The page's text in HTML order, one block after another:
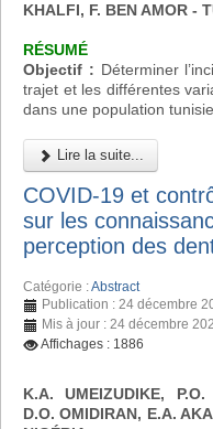
KHALFI, F. BEN AMOR -
RÉSUMÉ
Objectif : Déterminer
trajet et les différentes
dans une population
Lire la suite...
COVID-19 et
sur les
perception des
Catégorie :Abstract
Publication : 24 décembre
Mis à jour : 24 décembre
Affichages : 1886
K.A. UMEIZUDIKE, P.O.
D.O. OMIDIRAN, E.A.